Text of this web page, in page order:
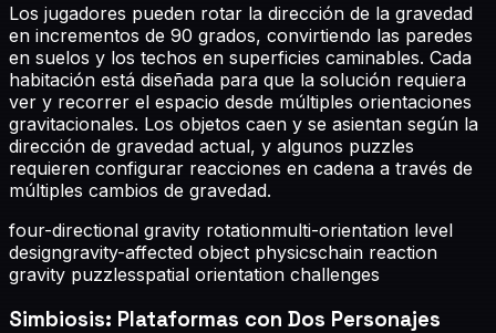
Los jugadores pueden rotar la dirección de la gravedad
en incrementos de 90 grados, convirtiendo las paredes
en suelos y los techos en superficies caminables. Cada
habitación está diseñada para que la solución requiera
ver y recorrer el espacio desde múltiples orientaciones
gravitacionales. Los objetos caen y se asientan según la
dirección de gravedad actual, y algunos puzzles
requieren configurar reacciones en cadena a través de
múltiples cambios de gravedad.
four-directional gravity rotationmulti-orientation level
designgravity-affected object physicschain reaction
gravity puzzlesspatial orientation challenges
Simbiosis: Plataformas con Dos Personajes